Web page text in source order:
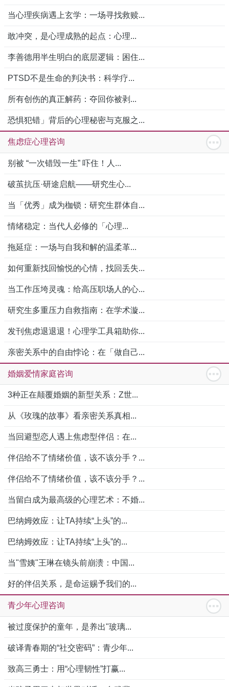
当心理疾病遇上玄学：一场寻找救赎...
敢冲突，是心理成熟的起点：心理...
李善德用半生明白的底层逻辑：困住...
PTSD不是生命的判决书：科学疗...
所有创伤的真正解药：夺回你被剥...
恐惧犯错」背后的心理秘密与克服之...
焦虑症心理咨询
别被 “一次错毁一生” 吓住！人...
破茧抗压·研途启航——研究生心...
当「优秀」成为枷锁：研究生群体自...
情绪稳定：当代人必修的「心理...
拖延症：一场与自我和解的温柔革...
如何重新找回愉悦的心情，找回丢失...
当工作压垮灵魂：给高压职场人的心...
研究生多重压力自救指南：在学术漩...
发刊焦虑退退退！心理学工具箱助你...
亲密关系中的自由悖论：在「做自己...
婚姻爱情家庭咨询
3种正在颠覆婚姻的新型关系：Z世...
从《玫瑰的故事》看亲密关系真相...
当回避型恋人遇上焦虑型伴侣：在...
伴侣给不了情绪价值，该不该分手？...
伴侣给不了情绪价值，该不该分手？...
当留白成为最高级的心理艺术：不婚...
巴纳姆效应：让TA持续“上头”的...
巴纳姆效应：让TA持续“上头”的...
当"雪姨"王琳在镜头前崩溃：中国...
好的伴侣关系，是命运赐予我们的...
青少年心理咨询
被过度保护的童年，是养出"玻璃...
破译青春期的“社交密码”：青少年...
致高三勇士：用“心理韧性”打赢...